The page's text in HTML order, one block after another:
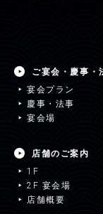
ご宴会・慶事・
宴会プラン
慶事・法事
宴会場
店舗のご案内
1F
2F 宴会場
店舗概要